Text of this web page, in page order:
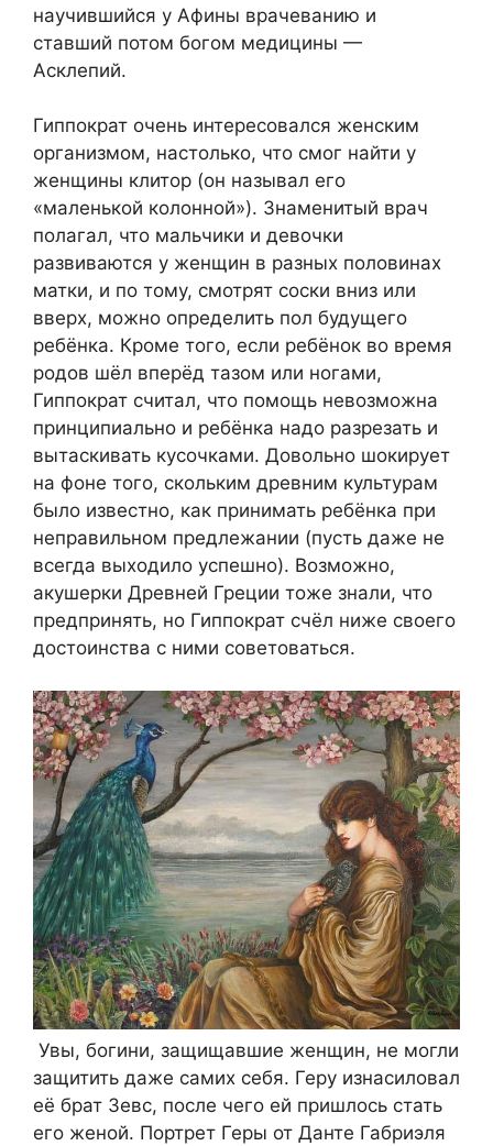
научившийся у Афины врачеванию и
ставший потом богом медицины —
Асклепий.
Гиппократ очень интересовался женским
организмом, настолько, что смог найти у
женщины клитор (он называл его
«маленькой колонной»). Знаменитый врач
полагал, что мальчики и девочки
развиваются у женщин в разных половинах
матки, и по тому, смотрят соски вниз или
вверх, можно определить пол будущего
ребёнка. Кроме того, если ребёнок во время
родов шёл вперёд тазом или ногами,
Гиппократ считал, что помощь невозможна
принципиально и ребёнка надо разрезать и
вытаскивать кусочками. Довольно шокирует
на фоне того, скольким древним культурам
было известно, как принимать ребёнка при
неправильном предлежании (пусть даже не
всегда выходило успешно). Возможно,
акушерки Древней Греции тоже знали, что
предпринять, но Гиппократ счёл ниже своего
достоинства с ними советоваться.
Увы, богини, защищавшие женщин, не могли
защитить даже самих себя. Геру изнасиловал
её брат Зевс, после чего ей пришлось стать
его женой. Портрет Геры от Данте Габриэля